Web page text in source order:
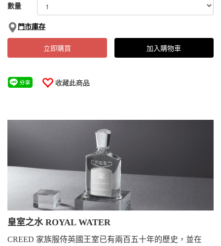
數量
門市庫存
立即購買 加入購物車
收藏此商品
皇室之水 ROYAL WATER
CREED 家族服侍英國王室已有兩百五十年的歷史，並在